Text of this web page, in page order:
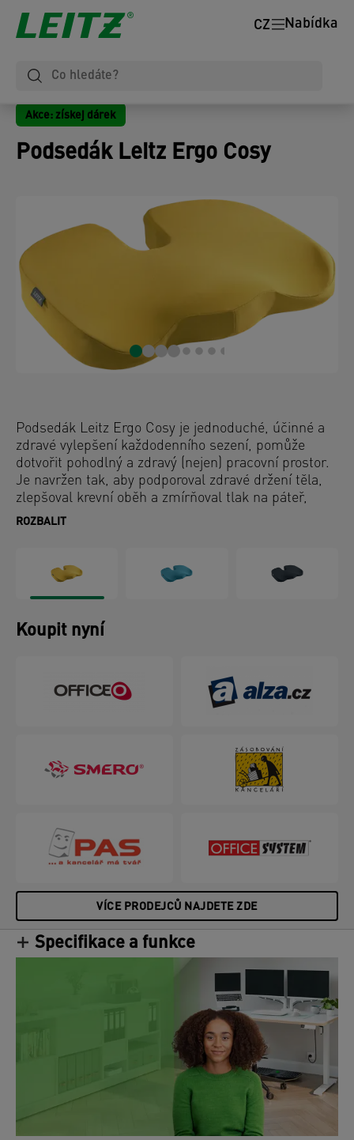
Nabídka
CZ
Akce: získej dárek
Podsedák Leitz Ergo Cosy
Podsedák Leitz Ergo Cosy je jednoduché, účinné a
zdravé vylepšení každodenního sezení, pomůže
dotvořit pohodlný a zdravý (nejen) pracovní prostor.
Je navržen tak, aby podporoval zdravé držení těla,
zlepšoval krevní oběh a zmírňoval tlak na páteř,
čímž pomáhá výrazně snížit nepohodlí, únavu a
Ideální pro použití doma, v kanceláři nebo i v autě,
abyste si maximálně užili pohodlí. Tento stylový
ortopedický podsedák s minimalistickým designem
a matnými barvami zlepší zdraví a pohodu tím, že
bez námahy vytvoří dokonale aktivní (pracovní)
pracovní prostor, který vás udrží v pohybu a v
ROZBALIT
Koupit nyní
VÍCE PRODEJCŮ NAJDETE ZDE
Specifikace a funkce